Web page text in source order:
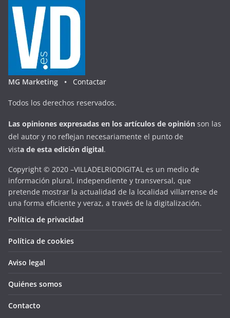
MG Marketing • Contactar
Todos los derechos reservados.
Las opiniones expresadas en los artículos de opinión son las
del autor y no reflejan necesariamente el punto de
vista de esta edición digital.
Copyright © 2020 –VILLADELRIODIGITAL es un medio de
información plural, independiente y transversal, que
pretende mostrar la actualidad de la localidad villarrense de
una forma eficiente y veraz, a través de la digitalización.
Política de privacidad
Política de cookies
Aviso legal
Quiénes somos
Contacto